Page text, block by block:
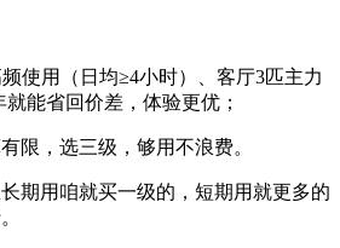
使用（日均≥4小时）、客厅3匹主力
能省回价差，体验更优；
限，选三级，够用不浪费。
期用咱就买一级的，短期用就更多的